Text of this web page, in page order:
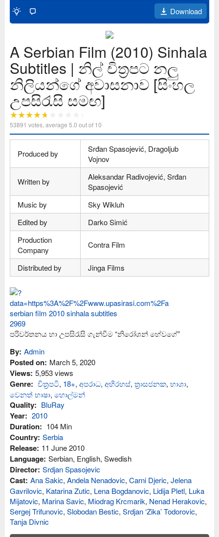
Download
A Serbian Film (2010) Sinhala
Subtitles | නිල් චිත්‍රපට නලු
නිලියන්ගේ අවාසනාව [සිංහල
උපසිරැසි සමඟ]
53891 votes, average 5.0 out of 10
Produced by
Srđan Spasojević, Dragoljub
Vojnov
Written by
Aleksandar Radivojević, Srđan
Spasojević
Music by
Sky Wikluh
Edited by
Darko Simić
Production
Company
Contra Film
Distributed by Jinga Films
පරිවර්තනය හා උපසිරැසි ගැන්වීම “නිරෝශන් හේවගේ”
By: Admin
Posted on: March 5, 2020
Views: 5,953 views
Genre: චිත්‍රපටි, 18+, අප‍රාධ, අභිරහස්, ත්‍රාසජනක, භාශා,
වෙනත් භාෂා, හොල්මන්
Quality: BluRay
Year: 2010
Duration: 104 Min
Country: Serbia
Release: 11 June 2010
Language: Serbian, English, Swedish
Director: Srdjan Spasojevic
Cast: Ana Sakic, Andela Nenadovic, Carni Djeric, Jelena
Gavrilovic, Katarina Zutic, Lena Bogdanovic, Lidija Pletl, Luka
Mijatovic, Marina Savic, Miodrag Krcmarik, Nenad Herakovic,
Sergej Trifunovic, Slobodan Bestic, Srdjan ‘Zika’ Todorovic,
Tanja Divnic